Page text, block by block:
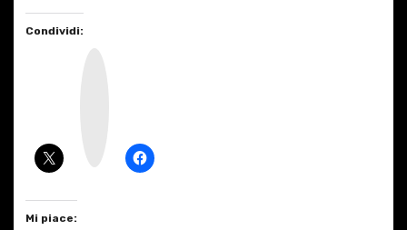
Condividi:
Mi piace: